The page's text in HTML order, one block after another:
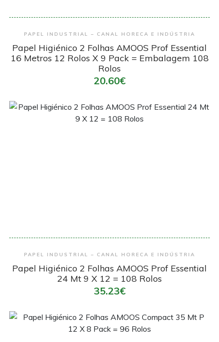
Encomendar
PAPEL INDUSTRIAL – CANAL HORECA E INDÚSTRIA
Papel Higiénico 2 Folhas AMOOS Prof Essential
16 Metros 12 Rolos X 9 Pack = Embalagem 108
Rolos
20.60€
Encomendar
PAPEL INDUSTRIAL – CANAL HORECA E INDÚSTRIA
Papel Higiénico 2 Folhas AMOOS Prof Essential
24 Mt 9 X 12 = 108 Rolos
35.23€